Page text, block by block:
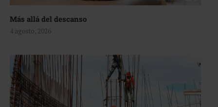
Más allá del descanso
4 agosto, 2026